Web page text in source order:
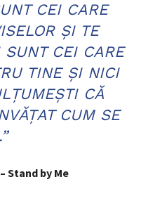
CEI CARE
ŞI TE
CEI CARE
TINE ŞI NICI
CĂ
CUM SE
– Stand by Me